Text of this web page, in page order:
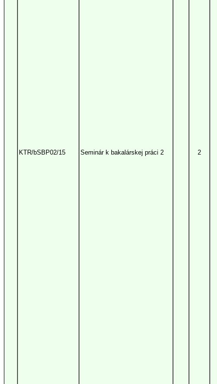
KTR/bSBP02/15 Seminár k bakalárskej práci 2 2